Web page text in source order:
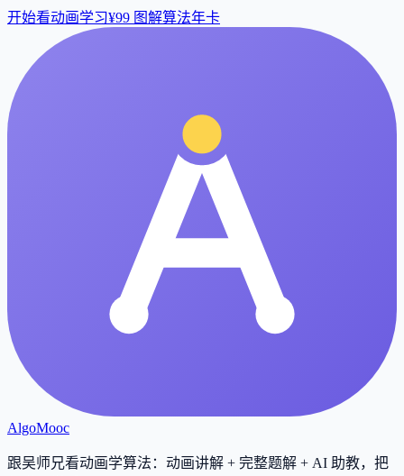
开始看动画学习¥99 图解算法年卡
AlgoMooc
跟吴师兄看动画学算法：动画讲解 + 完整题解 + AI 助教，把